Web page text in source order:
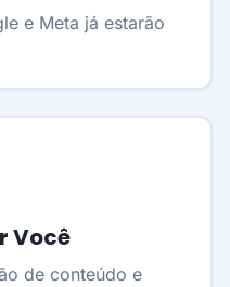
e Meta já estarão
Você
de conteúdo e